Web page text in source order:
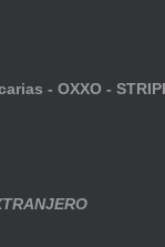
- OXXO -